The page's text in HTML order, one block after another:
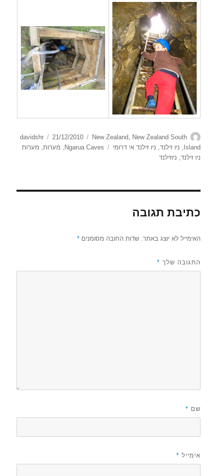
מחבר davidshr
פורסם
בתאריך
21/12/2010
קטגוריות New Zealand, New Zealand South
Island
, ניו זילנד, ניו זילנד אי דרומי תגיות
Ngarua Caves
, מערות, מערות
ניו זילנד, ניוזילנד
כתיבת תגובה
האימייל לא יוצג באתר. שדות החובה מסומנים*
התגובה שלך *
שם *
אימייל *